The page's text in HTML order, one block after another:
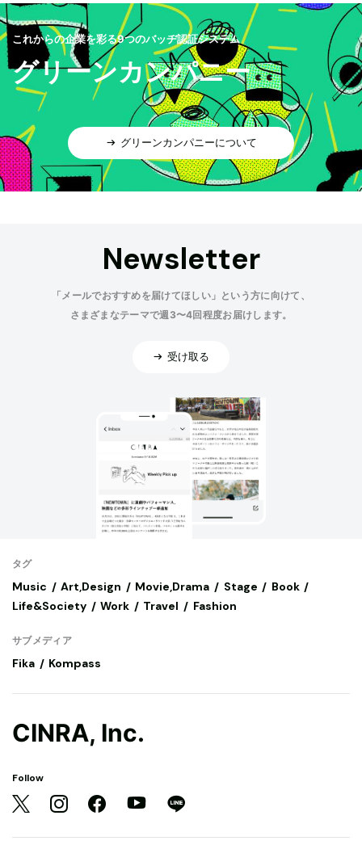
これからの企業を彩る9つのバッヂ認証システム
グリーンカンパニー
グリーンカンパニーについて
Newsletter
「メールでおすすめを届けてほしい」という方に向けて、
さまざまなテーマで週3〜4回程度お届けします。
受け取る
タグ
Music Art,Design Movie,Drama Stage
Book
Life&Society
Work Travel Fashion
サブメディア
Fika Kompass
CINRA, Inc.
Follow